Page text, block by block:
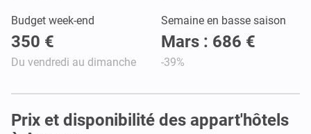
Budget week-end
350 €
Du vendredi au dimanche
Semaine en basse saison
Mars : 686 €
-39%
Prix et disponibilité des appart'hôtels